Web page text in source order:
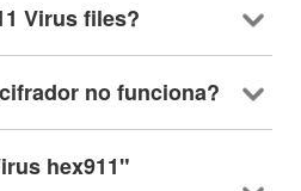
Virus files?
no funciona?
hex911"